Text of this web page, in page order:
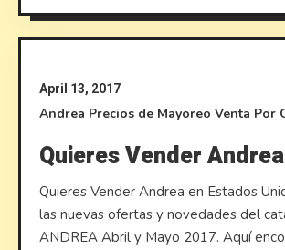
April 13, 2017
Andrea Precios de Mayoreo Venta Por
Quieres Vender Andrea
Quieres Vender Andrea en Estados
las nuevas ofertas y novedades del
ANDREA Abril y Mayo 2017. Aquí